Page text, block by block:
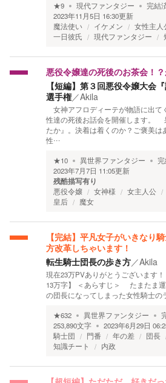
★9 現代ファンタジー 完結
2023年11月5日 16:30更新
魔法使い
イケメン 女性主人
一日彼氏
現代ファンタジー
悪役令嬢達の死後のお茶会！
【短編】第３回悪役令嬢大会
選手権／Akila
女神アフロディーテが物語に出て
性達の死後お話会を開催します。
たか』。決着は着くのか？ご褒美
性…
★10 異世界ファンタジー
2023年7月7日 11:05更新
残酷描写有り
悪役令嬢 女神様 女主人公
皇后
魔女
【完結】平凡女子がいきなり
方改革しちゃいます！
転生騎士団長の歩き方／Akila
現在23万PVありがとうございます
13万字】 ＜あらすじ＞ たまたま
の団長になってしまった女性騎士
★632 異世界ファンタジー
253,890文字 2023年6月29日
騎士団
門番 年の差 団長
知識チート
内政